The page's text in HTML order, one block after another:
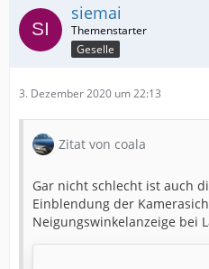
siemai
Geselle
3. Dezember 2020 um 22:13
Zitat von coala
Gar nicht schlecht ist auch
Einblendung der
Neigungswinkelanzeige bei